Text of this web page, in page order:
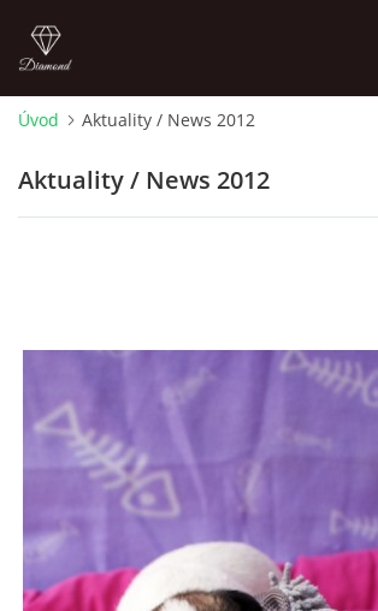
NOVINKY 2026
ADMIKO KENNEL
JRT ADMIKO+LOV/ JRT ADMIKO + HUNTING
HISTORIE JACK RUSSELL TERIERA
Úvod Aktuality / News 2012
Aktuality / News 2012